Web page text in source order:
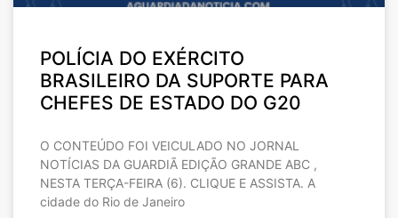
POLÍCIA DO EXÉRCITO
BRASILEIRO DA SUPORTE PARA
CHEFES DE ESTADO DO G20
O CONTEÚDO FOI VEICULADO NO JORNAL
NOTÍCIAS DA GUARDIÃ EDIÇÃO GRANDE ABC ,
NESTA TERÇA-FEIRA (6). CLIQUE E ASSISTA. A
cidade do Rio de Janeiro